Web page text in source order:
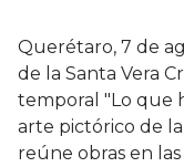
Querétaro, 7 de
de la Santa Vera
temporal "Lo que
arte pictórico de
reúne obras en